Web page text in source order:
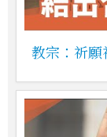
教宗：祈